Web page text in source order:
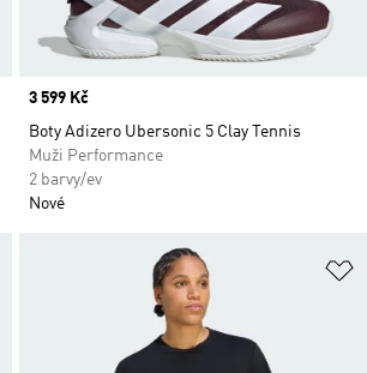
Price
3 599 Kč
Boty Adizero Ubersonic 5 Clay Tennis
Muži Performance
2 barvy/ev
Nové
Přidat do seznamu přání